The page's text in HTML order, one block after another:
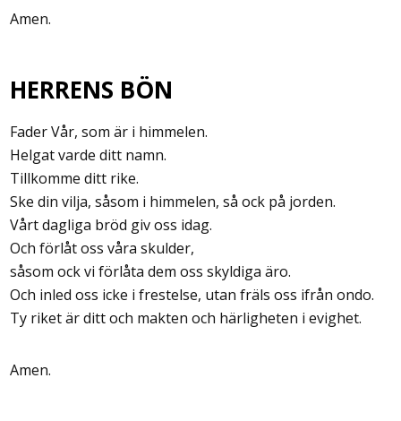
Amen.
HERRENS BÖN
Fader Vår, som är i himmelen.
Helgat varde ditt namn.
Tillkomme ditt rike.
Ske din vilja, såsom i himmelen, så ock på jorden.
Vårt dagliga bröd giv oss idag.
Och förlåt oss våra skulder,
såsom ock vi förlåta dem oss skyldiga äro.
Och inled oss icke i frestelse, utan fräls oss ifrån ondo.
Ty riket är ditt och makten och härligheten i evighet.
Amen.